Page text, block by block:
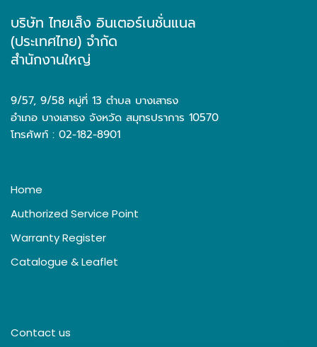
บริษัท ไทยเส็ง อินเตอร์เนชั่นแนล
(ประเทศไทย) จำกัด
สำนักงานใหญ่
9/57, 9/58 หมู่ที่ 13 ตำบล บางเสาธง
อำเภอ บางเสาธง จังหวัด สมุทรปราการ 10570
โทรศัพท์ : 02-182-8901
Home
Authorized Service Point
Warranty Register
Catalogue & Leaflet
Contact us